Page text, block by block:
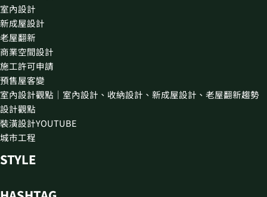
室內設計
新成屋設計
老屋翻新
商業空間設計
施工許可申請
預售屋客變
室內設計觀點｜室內設計、收納設計、新成屋設計、老屋翻新趨勢
設計觀點
裝潢設計YOUTUBE
城市工程
STYLE